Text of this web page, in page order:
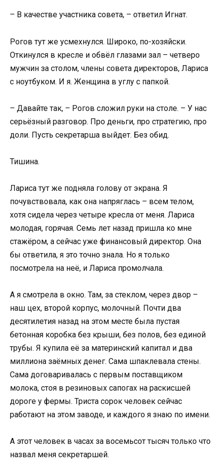
– В качестве участника совета, – ответил Игнат.
Рогов тут же усмехнулся. Широко, по-хозяйски.
Откинулся в кресле и обвёл глазами зал – четверо
мужчин за столом, члены совета директоров, Лариса
с ноутбуком. И я. Женщина в углу с папкой.
– Давайте так, – Рогов сложил руки на столе. – У нас
серьёзный разговор. Про деньги, про стратегию, про
доли. Пусть секретарша выйдет. Без обид.
Тишина.
Лариса тут же подняла голову от экрана. Я
почувствовала, как она напряглась – всем телом,
хотя сидела через четыре кресла от меня. Лариса
молодая, горячая. Семь лет назад пришла ко мне
стажёром, а сейчас уже финансовый директор. Она
бы ответила, я это точно знала. Но я только
посмотрела на неё, и Лариса промолчала.
А я смотрела в окно. Там, за стеклом, через двор –
наш цех, второй корпус, молочный. Почти два
десятилетия назад на этом месте была пустая
бетонная коробка без крыши, без полов, без единой
трубы. Я купила её за материнский капитал и два
миллиона заёмных денег. Сама шпаклевала стены.
Сама договаривалась с первым поставщиком
молока, стоя в резиновых сапогах на раскисшей
дороге у фермы. Триста сорок человек сейчас
работают на этом заводе, и каждого я знаю по имени.
А этот человек в часах за восемьсот тысяч только что
назвал меня секретаршей.